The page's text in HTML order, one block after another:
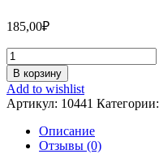
185,00₽
Количество
Суперлифтинг
сыворотка
для
лица
Моментальный
эффект
В корзину
Add to wishlist
Артикул: 10441 Категории:
Описание
Отзывы (0)